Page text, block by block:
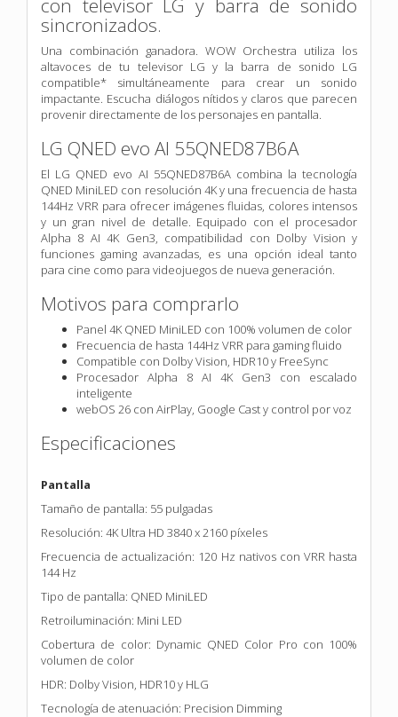
con televisor LG y barra de sonido
sincronizados.
Una combinación ganadora. WOW Orchestra utiliza los
altavoces de tu televisor LG y la barra de sonido LG
compatible* simultáneamente para crear un sonido
impactante. Escucha diálogos nítidos y claros que parecen
provenir directamente de los personajes en pantalla.
LG QNED evo AI 55QNED87B6A
El LG QNED evo AI 55QNED87B6A combina la tecnología
QNED MiniLED con resolución 4K y una frecuencia de hasta
144Hz VRR para ofrecer imágenes fluidas, colores intensos
y un gran nivel de detalle. Equipado con el procesador
Alpha 8 AI 4K Gen3, compatibilidad con Dolby Vision y
funciones gaming avanzadas, es una opción ideal tanto
para cine como para videojuegos de nueva generación.
Motivos para comprarlo
Panel 4K QNED MiniLED con 100% volumen de color
Frecuencia de hasta 144Hz VRR para gaming fluido
Compatible con Dolby Vision, HDR10 y FreeSync
Procesador Alpha 8 AI 4K Gen3 con escalado
inteligente
webOS 26 con AirPlay, Google Cast y control por voz
Especificaciones
Pantalla
Tamaño de pantalla: 55 pulgadas
Resolución: 4K Ultra HD 3840 x 2160 píxeles
Frecuencia de actualización: 120 Hz nativos con VRR hasta
144 Hz
Tipo de pantalla: QNED MiniLED
Retroiluminación: Mini LED
Cobertura de color: Dynamic QNED Color Pro con 100%
volumen de color
HDR: Dolby Vision, HDR10 y HLG
Tecnología de atenuación: Precision Dimming